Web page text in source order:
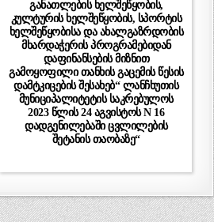
განათლების ხელშეწყობის,
კულტურის ხელშეწყობის, სპორტის
ხელშეწყობისა და ახალგაზრდობის
მხარდაჭერის პროგრამებიდან
დაფინანსების მიზნით
გამოყოფილი თანხის გაცემის წესის
დამტკიცების შესახებ“ ლანჩხუთის
მუნიციპალიტეტის საკრებულოს
2023 წლის 24 აგვისტოს N 16
დადგენილებაში ცვლილების
შეტანის თაობაზე“